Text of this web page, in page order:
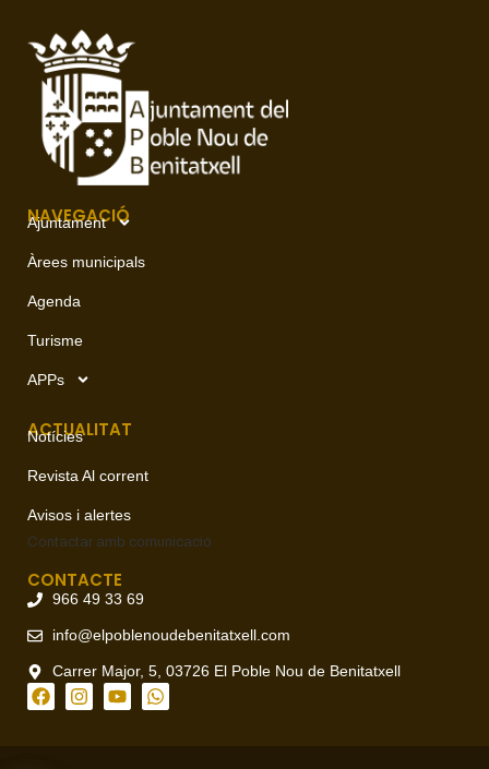
NAVEGACIÓ
Ajuntament
Àrees municipals
Agenda
Turisme
APPs
ACTUALITAT
Notícies
Revista Al corrent
Avisos i alertes
Contactar amb comunicació
CONTACTE
966 49 33 69
info@elpoblenoudebenitatxell.com
Carrer Major, 5, 03726 El Poble Nou de Benitatxell